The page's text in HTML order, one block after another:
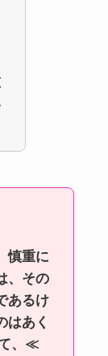
慎重に
、その
あるけ
はあく
、≪